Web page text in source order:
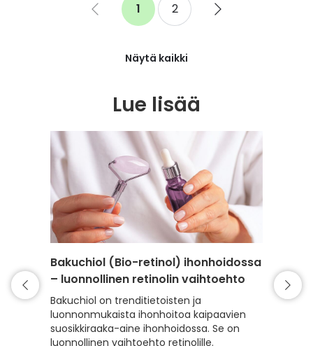
Näytä kaikki
Go
You're
currently
page
1 Sivu
2
Go
Lue lisää
Bakuchiol (Bio-retinol) ihonhoidossa
– luonnollinen retinolin vaihtoehto
Bakuchiol on trenditietoisten ja
luonnonmukaista ihonhoitoa kaipaavien
suosikkiraaka-aine ihonhoidossa. Se on
luonnollinen vaihtoehto retinolille.